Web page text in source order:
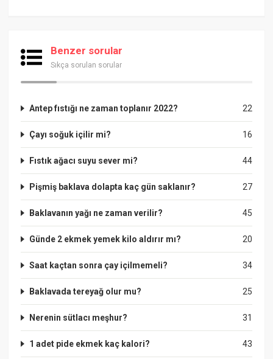
Benzer sorular
Sıkça sorulan sorular
22
Antep fıstığı ne zaman toplanır 2022?
16
Çayı soğuk içilir mi?
44
Fıstık ağacı suyu sever mi?
27
Pişmiş baklava dolapta kaç gün saklanır?
45
Baklavanın yağı ne zaman verilir?
20
Günde 2 ekmek yemek kilo aldırır mı?
34
Saat kaçtan sonra çay içilmemeli?
25
Baklavada tereyağ olur mu?
31
Nerenin sütlacı meşhur?
43
1 adet pide ekmek kaç kalori?